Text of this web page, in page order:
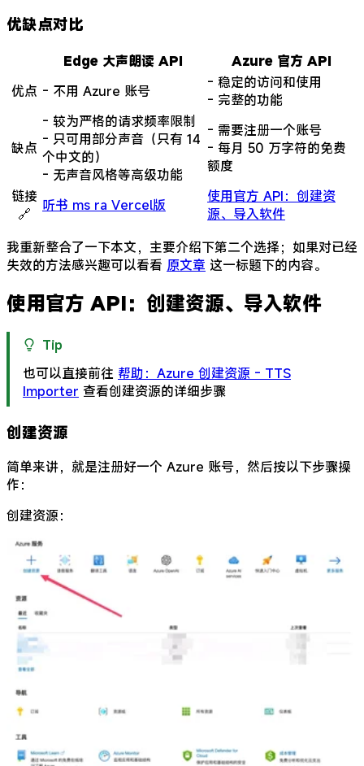
优缺点对比
Edge 大声朗读 API
Azure 官方 API
优点 - 不用 Azure 账号
- 稳定的访问和使用
- 完整的功能
缺点
- 较为严格的请求频率限制
- 只可用部分声音（只有 14
个中文的）
- 无声音风格等高级功能
- 需要注册一个账号
- 每月 50 万字符的免费
额度
链接
🔗
听书 ms ra Vercel版
使用官方 API：创建资
源、导入软件
我重新整合了一下本文，主要介绍下第二个选择；如果对已经
失效的方法感兴趣可以看看 原文章 这一标题下的内容。
使用官方 API：创建资源、导入软件
Tip
也可以直接前往 帮助：Azure 创建资源 - TTS
Importer 查看创建资源的详细步骤
创建资源
简单来讲，就是注册好一个 Azure 账号，然后按以下步骤操
作：
创建资源：